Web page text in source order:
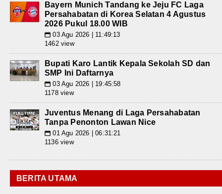
Bayern Munich Tandang ke Jeju FC Laga
Persahabatan di Korea Selatan 4 Agustus
2026 Pukul 18.00 WIB
📅 03 Agu 2026 | 11:49:13
1462 view
Bupati Karo Lantik Kepala Sekolah SD dan
SMP Ini Daftarnya
📅 03 Agu 2026 | 19:45:58
1178 view
Juventus Menang di Laga Persahabatan
Tanpa Penonton Lawan Nice
📅 01 Agu 2026 | 06:31:21
1136 view
BERITA UTAMA